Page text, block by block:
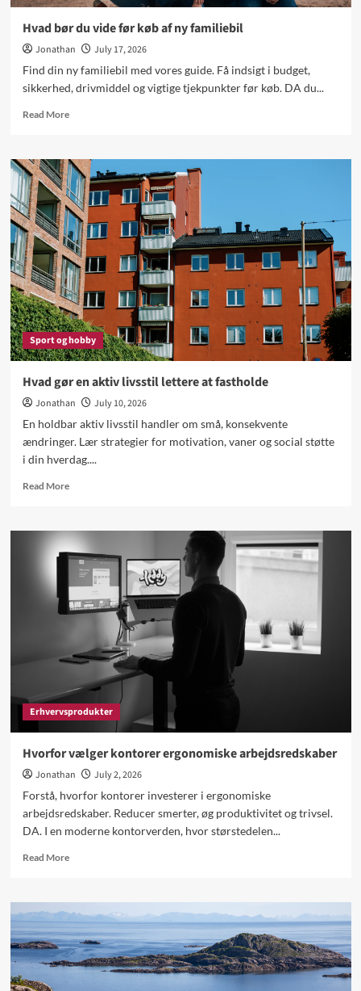
Hvad bør du vide før køb af ny familiebil
Jonathan
July 17, 2026
Find din ny familiebil med vores guide. Få indsigt i budget,
sikkerhed, drivmiddel og vigtige tjekpunkter før køb. DA du...
Read MoreRead
Hvad
bør
du
vide
før
køb
af
ny
familiebil
Sport og hobby
Hvad gør en aktiv livsstil lettere at fastholde
Jonathan
July 10, 2026
En holdbar aktiv livsstil handler om små, konsekvente
ændringer. Lær strategier for motivation, vaner og social støtte
i din hverdag....
Read MoreRead
Hvad
gør
en
aktiv
livsstil
lettere
fastholde
Erhvervsprodukter
Hvorfor vælger kontorer ergonomiske arbejdsredskaber
Jonathan
July 2, 2026
Forstå, hvorfor kontorer investerer i ergonomiske
arbejdsredskaber. Reducer smerter, øg produktivitet og trivsel.
DA. I en moderne kontorverden, hvor størstedelen...
Read MoreRead
Hvorfor
vælger
kontorer
ergonomiske
arbejdsredskaber